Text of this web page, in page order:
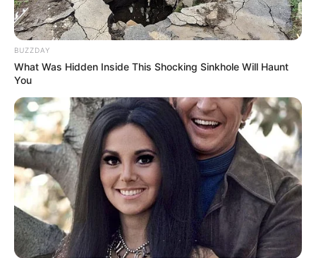
BUZZDAY
What Was Hidden Inside This Shocking Sinkhole Will Haunt
You